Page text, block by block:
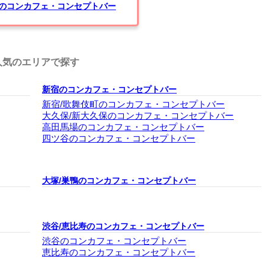
コンカフェ・コンセプトバー
気のエリアで探す
新宿のコンカフェ・コンセプトバー
新宿/歌舞伎町のコンカフェ・コンセプトバー
大久保/新大久保のコンカフェ・コンセプトバー
高田馬場のコンカフェ・コンセプトバー
四ツ谷のコンカフェ・コンセプトバー
大塚/巣鴨のコンカフェ・コンセプトバー
渋谷/恵比寿のコンカフェ・コンセプトバー
渋谷のコンカフェ・コンセプトバー
恵比寿のコンカフェ・コンセプトバー